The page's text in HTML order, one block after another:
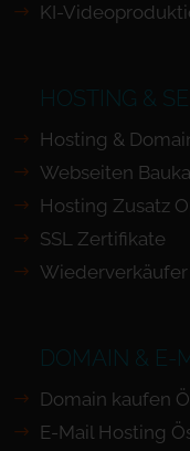
KI-
HOSTING &
Hosting &
Webseiten
Hosting Zusatz
SSL Zertifikate
Wiederverkäufer
DOMAIN & E-
Domain kaufen
E-Mail Hosting